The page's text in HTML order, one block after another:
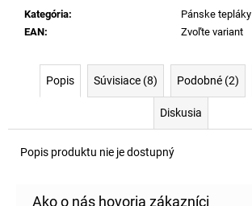
Kategória:
Pánske tepláky
EAN: Zvoľte variant
Popis Súvisiace (8) Podobné (2)
Diskusia
Popis produktu nie je dostupný